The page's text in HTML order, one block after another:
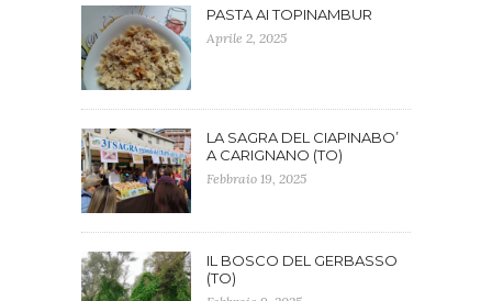
PASTA AI TOPINAMBUR
Aprile 2, 2025
LA SAGRA DEL CIAPINABO’
A CARIGNANO (TO)
Febbraio 19, 2025
IL BOSCO DEL GERBASSO
(TO)